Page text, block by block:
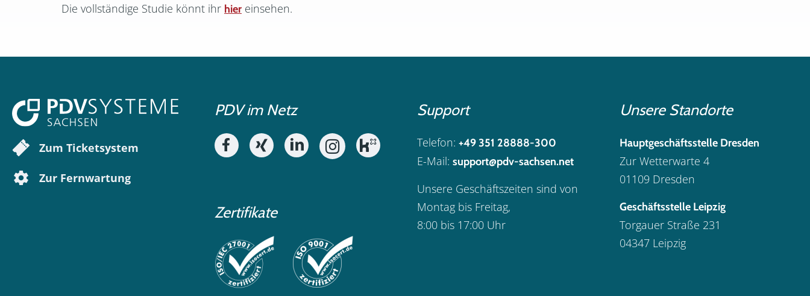
Die vollständige Studie könnt ihr hier einsehen.
Zum Ticketsystem
Zur Fernwartung
PDV im Netz
Zertifikate
Support
Telefon: +49 351 28888-300
E-Mail: support@pdv-sachsen.net
Unsere Geschäftszeiten sind von
Montag bis Freitag,
8:00 bis 17:00 Uhr
Unsere Standorte
Hauptgeschäftsstelle Dresden
Zur Wetterwarte 4
01109 Dresden
Geschäftsstelle Leipzig
Torgauer Straße 231
04347 Leipzig